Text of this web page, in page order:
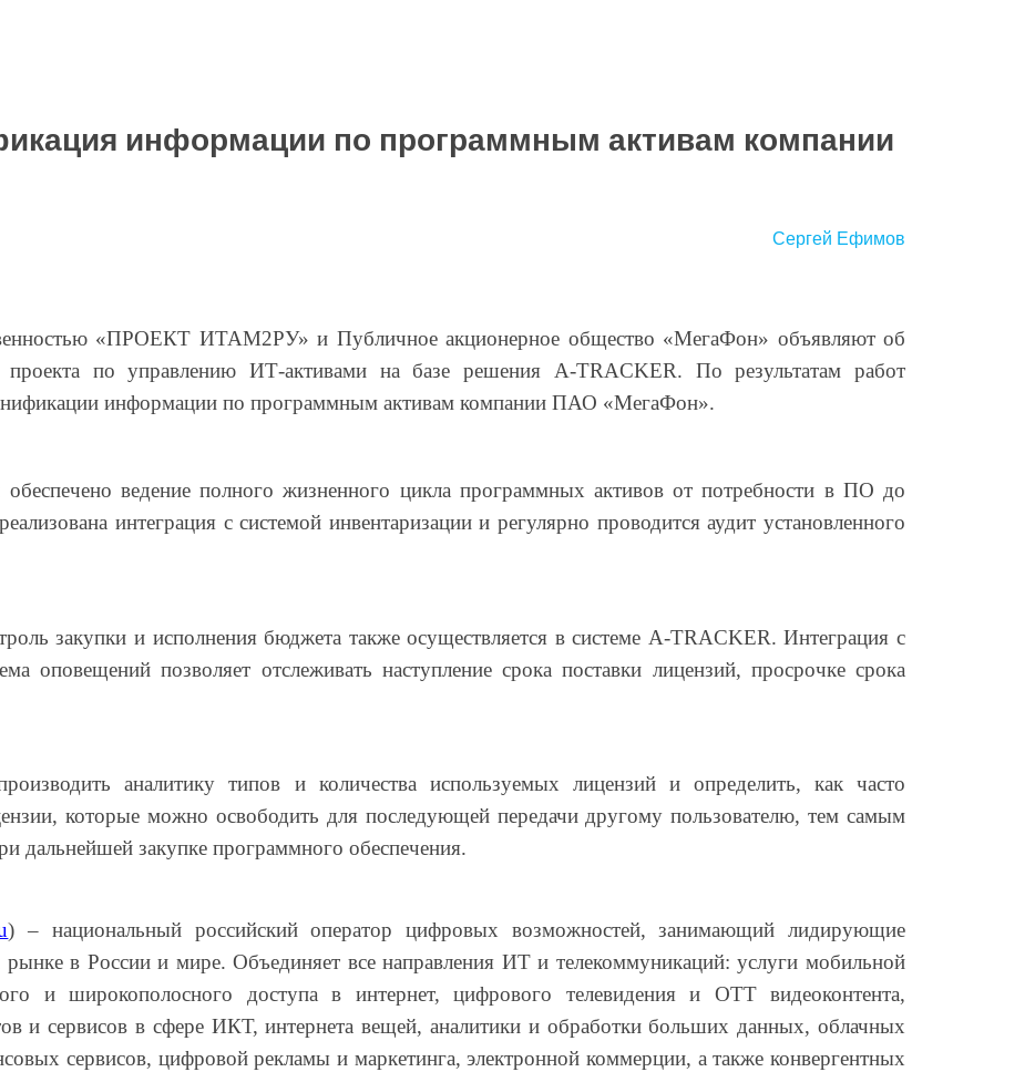
информации по программным активам компании
Сергей Ефимов
«ПРОЕКТ ИТАМ2РУ» и Публичное акционерное общество «МегаФон» объявляют об
по управлению ИТ-активами на базе решения A-TRACKER. По результатам работ
информации по программным активам компании ПАО «МегаФон».
обеспечено ведение полного жизненного цикла программных активов от потребности в ПО до
интеграция с системой инвентаризации и регулярно проводится аудит установленного
закупки и исполнения бюджета также осуществляется в системе A-TRACKER. Интеграция с
оповещений позволяет отслеживать наступление срока поставки лицензий, просрочке срока
аналитику типов и количества используемых лицензий и определить, как часто
которые можно освободить для последующей передачи другому пользователю, тем самым
дальнейшей закупке программного обеспечения.
) – национальный российский оператор цифровых возможностей, занимающий лидирующие
в России и мире. Объединяет все направления ИТ и телекоммуникаций: услуги мобильной
и широкополосного доступа в интернет, цифрового телевидения и OTT видеоконтента,
и сервисов в сфере ИКТ, интернета вещей, аналитики и обработки больших данных, облачных
сервисов, цифровой рекламы и маркетинга, электронной коммерции, а также конвергентных